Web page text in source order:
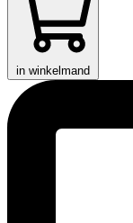
in winkelmand